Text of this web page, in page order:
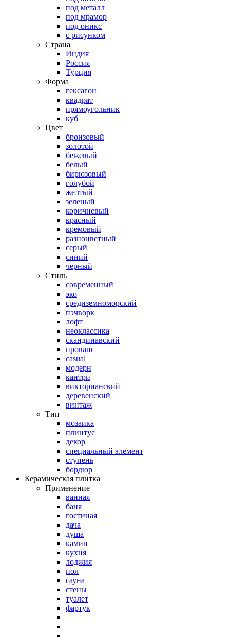
под металл
под мрамор
под оникс
с рисунком
Страна
Индия
Россия
Турция
Форма
гексагон
квадрат
прямоугольник
куб
Цвет
бронзовый
золотой
бежевый
белый
бирюзовый
голубой
желтый
зеленый
коричневый
красный
кремовый
разноцветный
серый
синий
черный
Стиль
современный
эко
средиземноморский
пэчворк
лофт
неоклассика
скандинавский
прованс
casual
модерн
кантри
викторианский
деревенский
винтаж
Тип
мозаика
плинтус
декор
специальный элемент
ступень
бордюр
Керамическая плитка
Применение
ванная
баня
гостиная
дача
душа
камин
кухня
лоджия
пол
сауна
стены
туалет
фартук